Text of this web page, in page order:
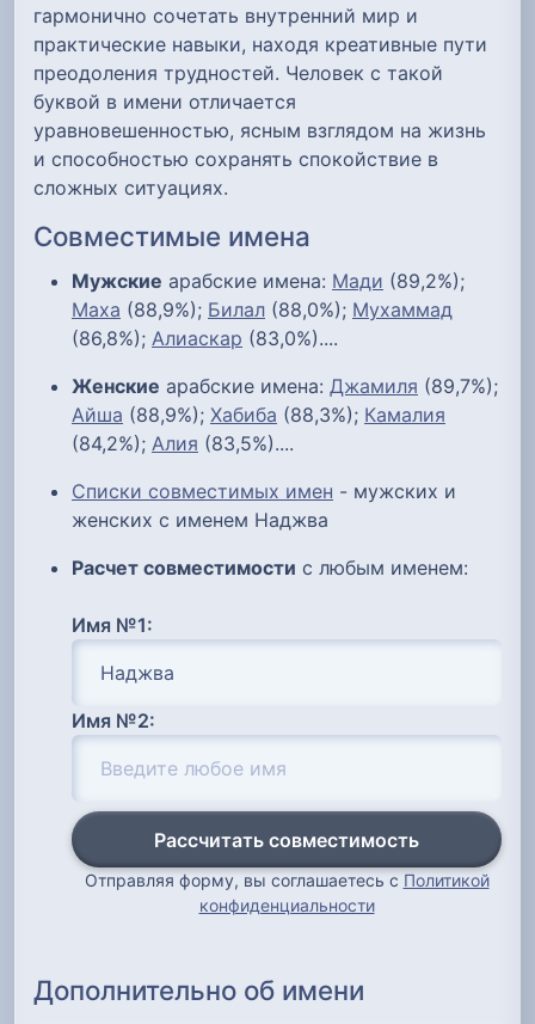
гармонично сочетать внутренний мир и
практические навыки, находя креативные пути
преодоления трудностей. Человек с такой
буквой в имени отличается
уравновешенностью, ясным взглядом на жизнь
и способностью сохранять спокойствие в
сложных ситуациях.
Совместимые имена
Мужские арабские имена: Мади (89,2%);
Маха (88,9%); Билал (88,0%); Мухаммад
(86,8%); Алиаскар (83,0%)....
Женские арабские имена: Джамиля (89,7%);
Айша (88,9%); Хабиба (88,3%); Камалия
(84,2%); Алия (83,5%)....
Списки совместимых имен - мужских и
женских с именем Наджва
Расчет совместимости с любым именем:
Имя №1:
Имя №2:
Рассчитать совместимость
Отправляя форму, вы соглашаетесь с Политикой
конфиденциальности
Дополнительно об имени